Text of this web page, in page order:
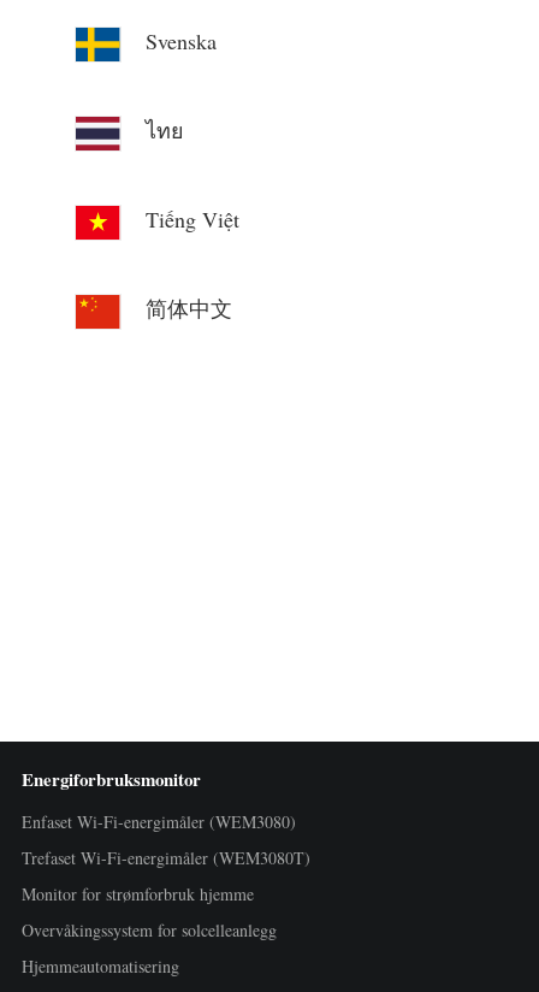
Svenska
ไทย
Tiếng Việt
简体中文
Energiforbruksmonitor
Enfaset Wi-Fi-energimåler (WEM3080)
Trefaset Wi-Fi-energimåler (WEM3080T)
Monitor for strømforbruk hjemme
Overvåkingssystem for solcelleanlegg
Hjemmeautomatisering